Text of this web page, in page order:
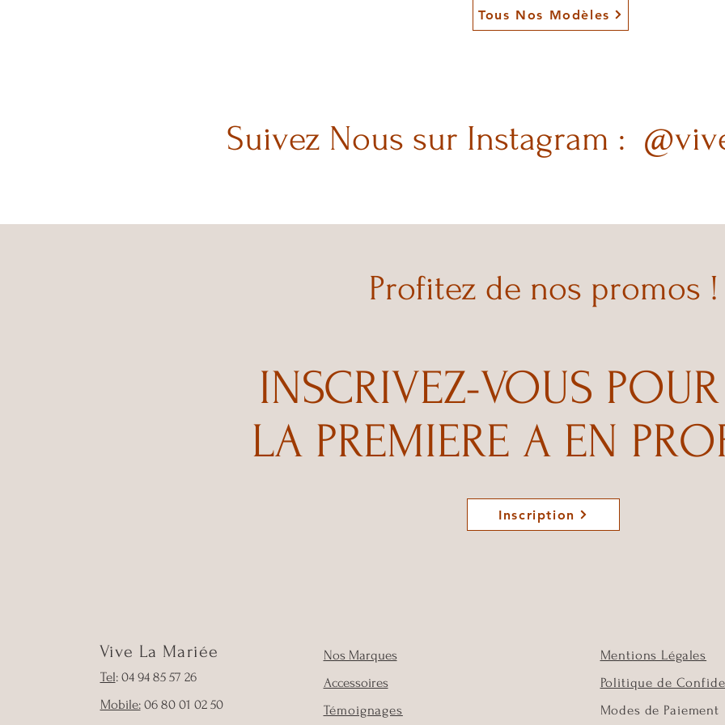
Tous Nos Modèles
Suivez Nous sur Instagram :
Profitez de nos promos !
INSCRIVEZ-VOUS
LA PREMIERE A EN
Inscription
Vive La Mariée
Tel: 04 94 85 57 26
Mobile:06 80 01 02 50
Nos Marques
Accessoires
Témoignages
Mentions Légales
Politique de
Modes de Paiement